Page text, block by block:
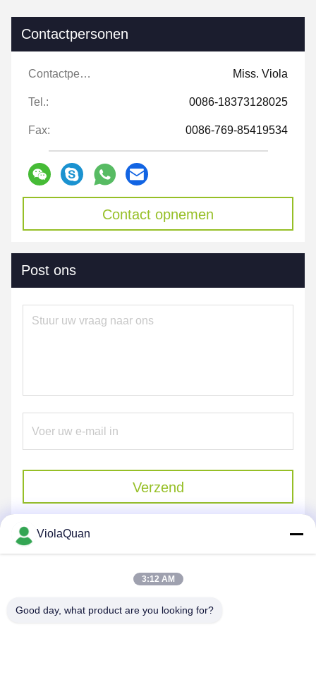
Contactpersonen
Contactpersonen: Miss. Viola
Tel.: 0086-18373128025
Fax: 0086-769-85419534
Contact opnemen
Post ons
Verzend
ViolaQuan
3:12 AM
Good day, what product are you looking for?